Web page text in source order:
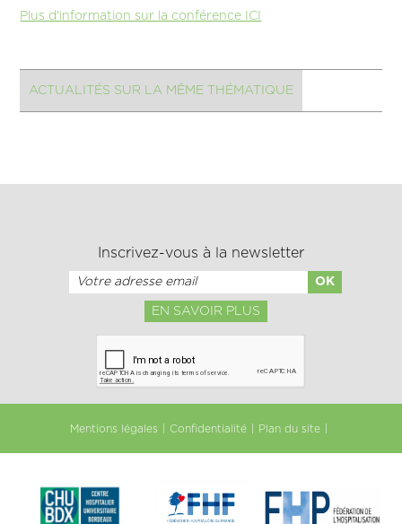
Plus d'information sur la conférence ICI
ACTUALITÉS SUR LA MÊME THÉMATIQUE
Inscrivez-vous à la newsletter
EN SAVOIR PLUS
Mentions légales Confidentialité Plan du site